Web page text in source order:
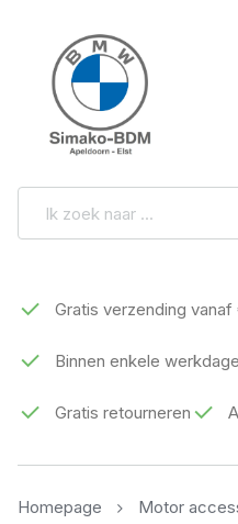
Gratis verzending vanaf
Binnen enkele
Gratis retourneren
Homepage Motor